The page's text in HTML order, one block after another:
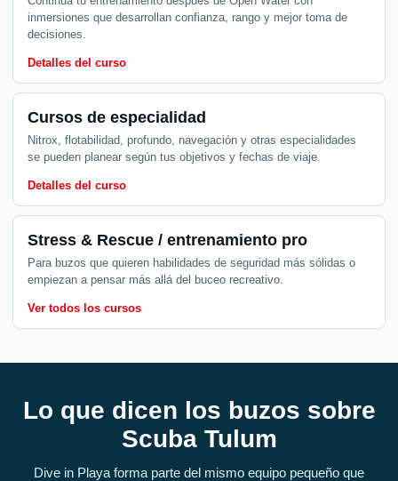
inmersiones que desarrollan confianza, rango y mejor toma de
decisiones.
Detalles del curso
Cursos de especialidad
Nitrox, flotabilidad, profundo, navegación y otras especialidades
se pueden planear según tus objetivos y fechas de viaje.
Detalles del curso
Stress & Rescue / entrenamiento pro
Para buzos que quieren habilidades de seguridad más sólidas o
empiezan a pensar más allá del buceo recreativo.
Ver todos los cursos
Lo que dicen los buzos sobre
Scuba Tulum
Dive in Playa forma parte del mismo equipo pequeño que